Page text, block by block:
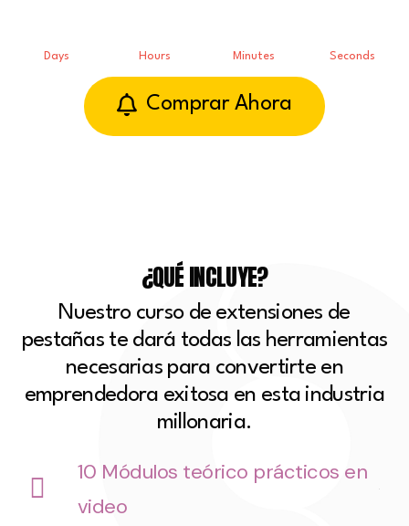
Days Hours Minutes Seconds
Comprar Ahora
¿QUÉ INCLUYE?​
Nuestro curso de extensiones de
pestañas te dará todas las herramientas
necesarias para convertirte en
emprendedora exitosa en esta industria
millonaria.
10 Módulos teórico prácticos en
video